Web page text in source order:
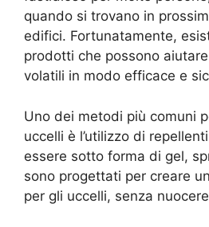
quando si trovano in
edifici. Fortunatamente,
prodotti che possono
volatili in modo efficace e
Uno dei metodi più comuni
uccelli è l’utilizzo di
essere sotto forma di gel,
sono progettati per creare
per gli uccelli, senza